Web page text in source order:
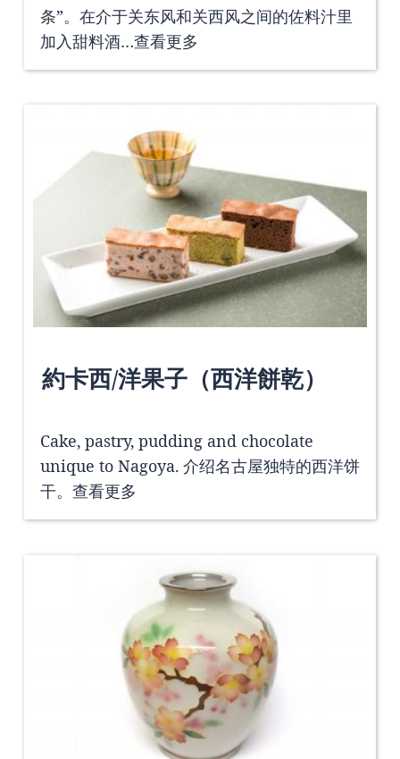
条”。在介于关东风和关西风之间的佐料汁里
加入甜料酒…查看更多
約卡西/洋果子（西洋餅乾）
Cake, pastry, pudding and chocolate
unique to Nagoya. 介绍名古屋独特的西洋饼
干。 查看更多